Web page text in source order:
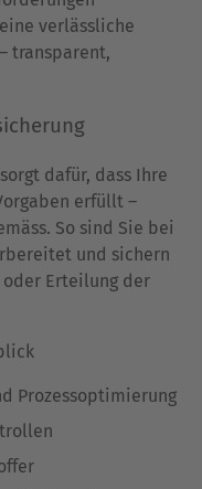
verlässliche
transparent,
dafür, dass Ihre
erfüllt –
So sind Sie bei
und sichern
Erteilung der
Prozessoptimierung